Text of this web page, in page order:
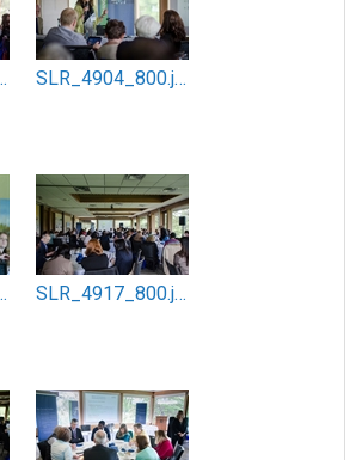
SLR_4904_800.jpg
SLR_4917_800.jpg